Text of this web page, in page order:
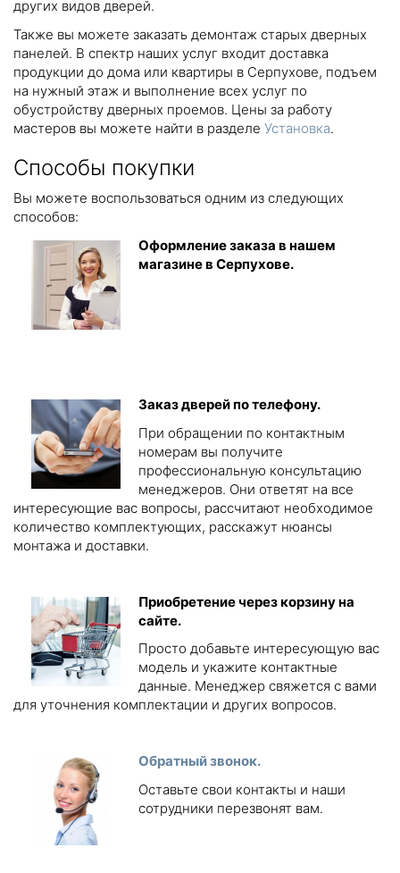
других видов дверей.
Также вы можете заказать демонтаж старых дверных
панелей. В спектр наших услуг входит доставка
продукции до дома или квартиры в Серпухове, подъем
на нужный этаж и выполнение всех услуг по
обустройству дверных проемов. Цены за работу
мастеров вы можете найти в разделе Установка.
Способы покупки
Вы можете воспользоваться одним из следующих
способов:
Оформление заказа в нашем
магазине в Серпухове.
Заказ дверей по телефону.
При обращении по контактным
номерам вы получите
профессиональную консультацию
менеджеров. Они ответят на все
интересующие вас вопросы, рассчитают необходимое
количество комплектующих, расскажут нюансы
монтажа и доставки.
Приобретение через корзину на
сайте.
Просто добавьте интересующую вас
модель и укажите контактные
данные. Менеджер свяжется с вами
для уточнения комплектации и других вопросов.
Обратный звонок.
Оставьте свои контакты и наши
сотрудники перезвонят вам.